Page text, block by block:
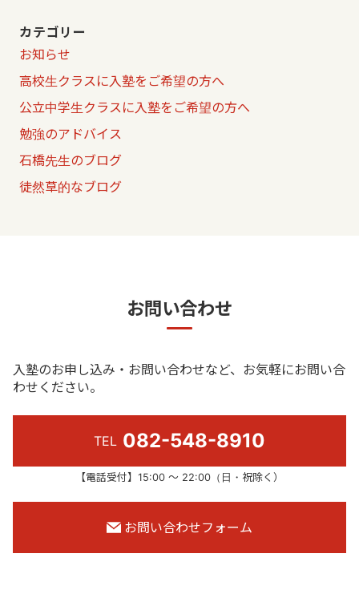
カテゴリー
お知らせ
高校生クラスに入塾をご希望の方へ
公立中学生クラスに入塾をご希望の方へ
勉強のアドバイス
石橋先生のブログ
徒然草的なブログ
お問い合わせ
入塾のお申し込み・お問い合わせなど、お気軽にお問い合
わせください。
TEL 082-548-8910
【電話受付】15:00 ～ 22:00（日・祝除く）
お問い合わせフォーム